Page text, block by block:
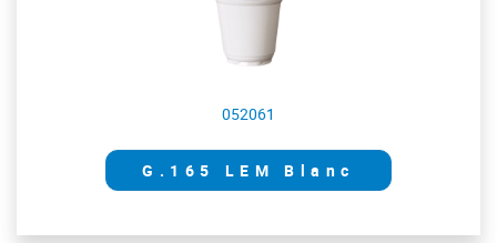
052061
G.165 LEM Blanc